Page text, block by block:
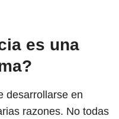
es una
desarrollarse en
razones. No todas